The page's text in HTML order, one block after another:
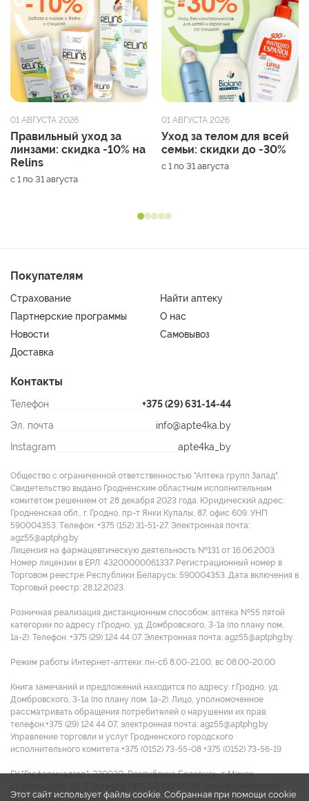
01 АВГУСТА 2026
Правильный уход за
линзами: скидка -10% на
Relins
с 1 по 31 августа
01 АВГУСТА 2026
Уход за телом для всей
семьи: скидки до -30%
с 1 по 31 августа
Покупателям
Страхование
Найти аптеку
Партнерские программы
О нас
Новости
Самовывоз
Доставка
Контакты
Телефон
+375 (29) 631-14-44
Эл. почта
info@apte4ka.by
Instagram
apte4ka_by
Общество с ограниченной ответственностью "Аптека групп Запад".
Свидетельство выдано Гродненским областным исполнительным
комитетом решением от 28 декабря 2023 года. Юридический адрес:
Гродненская обл., г. Гродно, пр-т Янки Купалы, 87, офис 609. УНП
590004353. Tелефон: +375 (152) 31-51-27. Электронная почта:
agz55@aptphg.by
Лицензия на фармацевтическую деятельность №131 от 16.06.2003.
Номер лицензии в ЕРЛ: 43200000061337. Регистрационный номер в
Торговом реестре Республики Беларусь: 590004353. Дата включения в
Торговый реестр: 28.12.2023.
Розничная реализация дистанционным способом: аптека №55 пятой
категории по адресу г.Гродно, уд. Домбровского, 3-1а (по плану пом.
1а-2). Телефон: +375 (29) 124 44 07. Электронная почта: agz55@aptphg.by.
Режим работы Интернет-аптеки: пн-сб 8.00-21.00, вс 08.00-20.00
Книга замечаний и предложений находится по адресу: г.Гродно, уд.
Домбровского, 3-1а (по плану пом. 1а-2). Лицо, уполномоченное
рассматривать обращения потребителей о нарушении их прав:
телефон:+375 (29) 124 44 07, электронная почта: agz55@aptphg.by
Управление торговли и услуг Гродненского городского
исполнительного комитета +375 (0152) 73-55-08 +375 (0152) 73-56-19
ГУ "Госфармнадзор": 220030, Республика Беларусь, г. Минск,
info@gospharmnadzor.by
Этот сайт использует файлы cookie. Собранная при помощи cookie